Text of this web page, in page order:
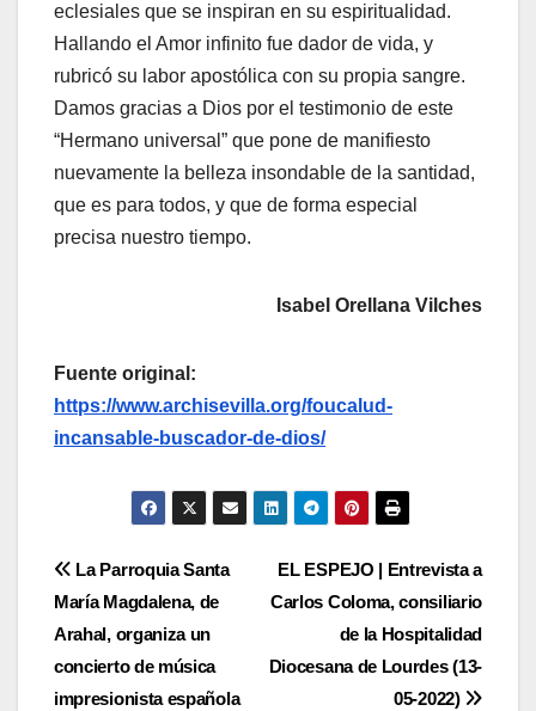
eclesiales que se inspiran en su espiritualidad.
Hallando el Amor infinito fue dador de vida, y
rubricó su labor apostólica con su propia sangre.
Damos gracias a Dios por el testimonio de este
“Hermano universal” que pone de manifiesto
nuevamente la belleza insondable de la santidad,
que es para todos, y que de forma especial
precisa nuestro tiempo.
Isabel Orellana Vilches
Fuente original:
https://www.archisevilla.org/foucalud-
incansable-buscador-de-dios/
Navegación
de
entradas
EL ESPEJO | Entrevista a
Carlos Coloma, consiliario
de la Hospitalidad
Diocesana de Lourdes (13-
05-2022)
La Parroquia Santa
María Magdalena, de
Arahal, organiza un
concierto de música
impresionista española